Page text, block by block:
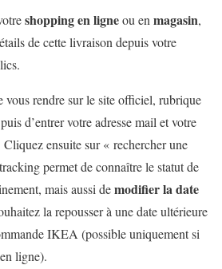
shopping en ligneou en magasin,
de cette livraison depuis votre
vous rendre sur le site officiel, rubrique
d’entrer votre adresse mail et votre
Cliquez ensuite sur « rechercher une
permet de connaître le statut de
mais aussi demodifier la date
la repousser à une date ultérieure
IKEA (possible uniquement si
ligne).